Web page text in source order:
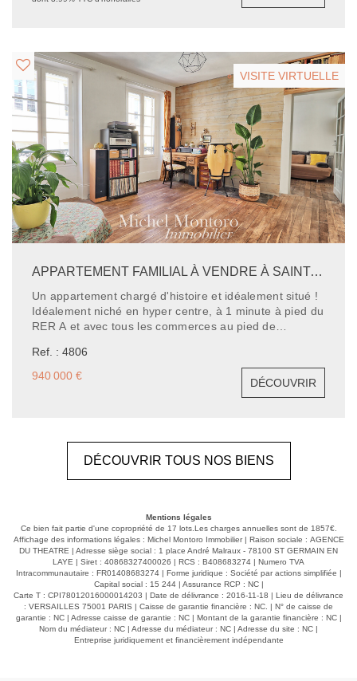
d'exception - Charme de l'ancien : cheminées,
volumes, hauteur sous plafond - Appartement lumineux
et calme - Potentiel d'aménagement Possibilité
d'acheter une pièce de 15m² en plus, sur le même
palier.
VISITE VIRTUELLE
APPARTEMENT FAMILIAL À VENDRE À SAINT-GERMAIN-EN-LAYE - 4 CHAMBRES
Un appartement chargé d'histoire et idéalement situé !
Idéalement niché en hyper centre, à 1 minute à pied du
RER A et avec tous les commerces au pied de
vous charmera dès le seuil franchi. Avec une
disposition parfaitement pensée, il incarne le cadre de
: 110 m² traversants, lumineux et équilibrés. Entrée
Séjour lumineux baigné de lumière naturelle. Espace
TV/salle de détente séparé, Cuisine ouverte sur salle à
de l'appartement. Une localisation idéale, à deux pas
des transports et de l'ensemble des commerces. Une
configuration familiale, facile à vivre et évolutive :
espace détente, chambres multiples, rangements. Un
bien rare, à découvrir sans tarder !
Ref. : 4806
940 000 €
DÉCOUVRIR
DÉCOUVRIR TOUS NOS BIENS
Mentions légales
Ce bien fait partie d'une copropriété de 17 lots.Les charges annuelles sont de 1857€.
Affichage des informations légales : Michel Montoro Immobilier | Raison sociale : AGENCE
DU THEATRE | Adresse siège social : 1 place André Malraux - 78100 ST GERMAIN EN
LAYE | Siret : 40868327400026 | RCS : B408683274 | Numero TVA
Intracommunautaire : FR01408683274 | Forme juridique : Société par actions simplifiée |
Capital social : 15 244 | Assurance RCP : NC |
Carte T : CPI78012016000014203 | Date de délivrance : 2016-11-18 | Lieu de délivrance
: VERSAILLES 75001 PARIS | Caisse de garantie financière : NC. | N° de caisse de
garantie : NC | Adresse caisse de garantie : NC | Montant de la garantie financière : NC |
Nom du médiateur : NC | Adresse du médiateur : NC | Adresse du site : NC |
Entreprise juridiquement et financièrement indépendante